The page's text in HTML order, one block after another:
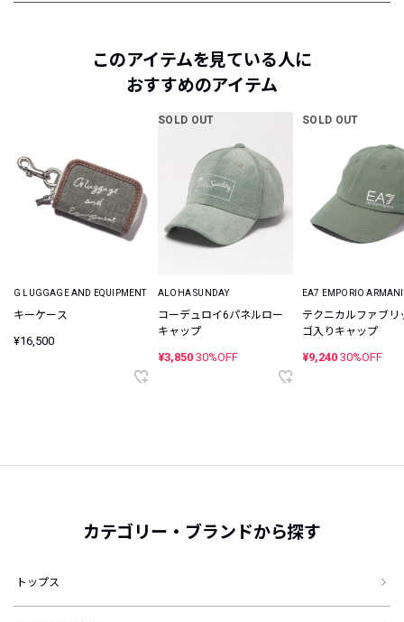
このアイテムを見ている人に
おすすめのアイテム
G LUGGAGE AND EQUIPMENT
キーケース
¥16,500
SOLD OUT
ALOHA SUNDAY
コーデュロイ6パネルロー
キャップ
¥3,850 30%OFF
SOLD OUT
EA7 EMPORIO ARMANI
テクニカルファブリ
ゴ入りキャップ
¥9,240 30%OFF
カテゴリー・ブランドから探す
トップス